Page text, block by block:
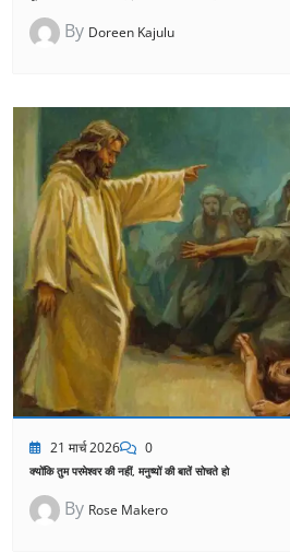
By Doreen Kajulu
21 मार्च 2026 0
क्योंकि तुम परमेश्वर की नहीं, मनुष्यों की बातें सोचते हो
By Rose Makero